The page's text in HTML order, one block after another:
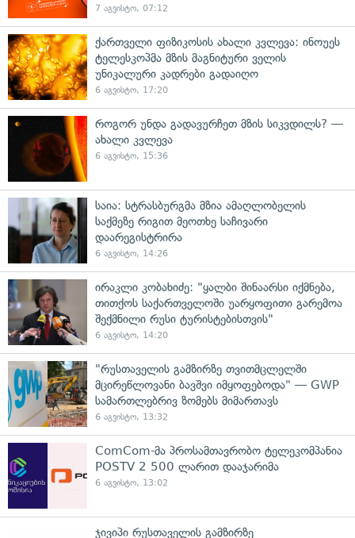
7 აგვისტო, 07:12
ქართველი ფიზიკოსის ახალი კვლევა: ინოუეს
ტელესკოპმა მზის მაგნიტური ველის
უნიკალური კადრები გადაიღო
6 აგვისტო, 17:20
როგორ უნდა გადავურჩეთ მზის სიკვდილს? —
ახალი კვლევა
6 აგვისტო, 15:36
საია: სტრასბურგმა მზია ამაღლობელის
საქმეზე რიგით მეოთხე საჩივარი
დაარეგისტრირა
6 აგვისტო, 14:26
ირაკლი კობახიძე: "ყალბი შინაარსი იქმნება,
თითქოს საქართველოში უარყოფითი გარემოა
შექმნილი რუსი ტურისტებისთვის"
6 აგვისტო, 14:20
"რუსთაველის გამზირზე თვითმცლელში
მცირეწლოვანი ბავშვი იმყოფებოდა" — GWP
სამართლებრივ ზომებს მიმართავს
6 აგვისტო, 13:32
ComCom-მა პროსამთავრობო ტელეკომპანია
POSTV 2 500 ლარით დააჯარიმა
6 აგვისტო, 13:02
ჯივიპი რუსთაველის გამზირზე